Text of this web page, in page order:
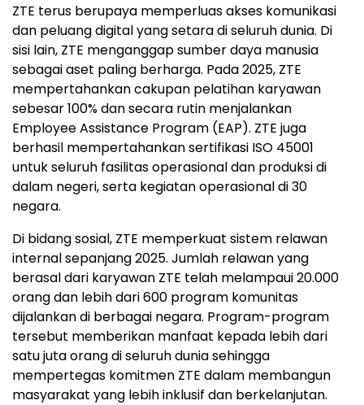
ZTE terus berupaya memperluas akses komunikasi
dan peluang digital yang setara di seluruh dunia. Di
sisi lain, ZTE menganggap sumber daya manusia
sebagai aset paling berharga. Pada 2025, ZTE
mempertahankan cakupan pelatihan karyawan
sebesar 100% dan secara rutin menjalankan
Employee Assistance Program (EAP). ZTE juga
berhasil mempertahankan sertifikasi ISO 45001
untuk seluruh fasilitas operasional dan produksi di
dalam negeri, serta kegiatan operasional di 30
negara.
Di bidang sosial, ZTE memperkuat sistem relawan
internal sepanjang 2025. Jumlah relawan yang
berasal dari karyawan ZTE telah melampaui 20.000
orang dan lebih dari 600 program komunitas
dijalankan di berbagai negara. Program-program
tersebut memberikan manfaat kepada lebih dari
satu juta orang di seluruh dunia sehingga
mempertegas komitmen ZTE dalam membangun
masyarakat yang lebih inklusif dan berkelanjutan.